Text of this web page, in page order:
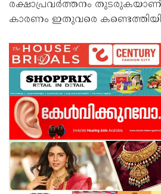
രക്ഷാപ്രവര്‍ത്തനം തുടരുകയാണ്.
കാരണം ഇതുവരെ